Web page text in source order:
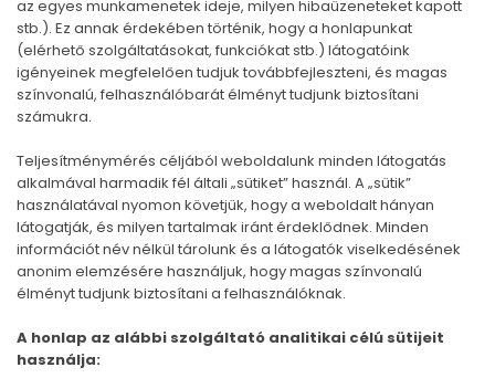
az egyes munkamenetek ideje, milyen hibaüzeneteket kapott
stb.). Ez annak érdekében történik, hogy a honlapunkat
(elérhető szolgáltatásokat, funkciókat stb.) látogatóink
igényeinek megfelelően tudjuk továbbfejleszteni, és magas
színvonalú, felhasználóbarát élményt tudjunk biztosítani
számukra.
Teljesítménymérés céljából weboldalunk minden látogatás
alkalmával harmadik fél általi „sütiket” használ. A „sütik”
használatával nyomon követjük, hogy a weboldalt hányan
látogatják, és milyen tartalmak iránt érdeklődnek. Minden
információt név nélkül tárolunk és a látogatók viselkedésének
anonim elemzésére használjuk, hogy magas színvonalú
élményt tudjunk biztosítani a felhasználóknak.
A honlap az alábbi szolgáltató analitikai célú sütijeit
használja: